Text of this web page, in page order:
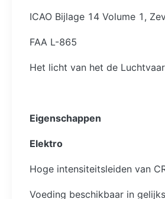
ICAO Bijlage 14 Volume 1,
FAA L-865
Het licht van het de
Eigenschappen
Elektro
Hoge intensiteitsleiden van
Voeding beschikbaar in